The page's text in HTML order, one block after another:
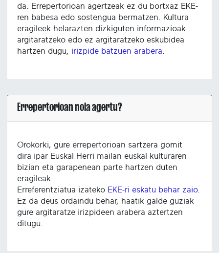
da. Errepertorioan agertzeak ez du bortxaz EKE-
ren babesa edo sostengua bermatzen. Kultura
eragileek helarazten dizkiguten informazioak
argitaratzeko edo ez argitaratzeko eskubidea
hartzen dugu, irizpide batzuen arabera
Errepertorioan nola agertu?
Orokorki, gure errepertorioan sartzera gomit
dira ipar Euskal Herri mailan euskal kulturaren
bizian eta garapenean parte hartzen duten
eragileak.
Erreferentziatua izateko EKE-ri eskatu behar zaio.
Ez da deus ordaindu behar, haatik galde guziak
gure argitaratze irizpideen arabera aztertzen
ditugu.